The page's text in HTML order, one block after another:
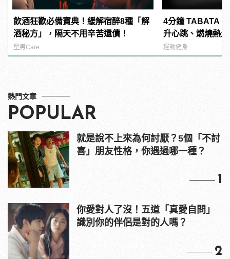
飲酒狂歡必備寶典！緩解宿醉8種「解
酒秘方」，隔天不用辛苦還債！
型男Care
4分鐘 TABATA
升心跳、燃燒熱
運動健身
熱門文章
POPULAR
就是說不上來為何討厭？5個「不討
喜」朋友性格，你遇過哪一種？
1
你愛對人了沒！五道「真愛自問」
識別你的伴侶是對的人嗎？
2